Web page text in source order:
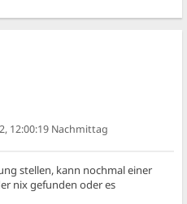
12:00:19 Nachmittag
stellen, kann nochmal einer
nix gefunden oder es